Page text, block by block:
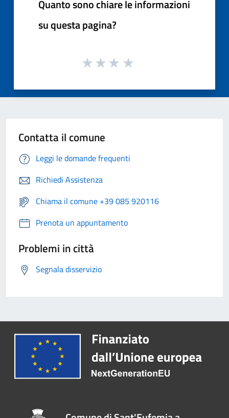
Quanto sono chiare le informazioni
su questa pagina?
Contatta il comune
Leggi le domande frequenti
Richiedi Assistenza
Chiama il comune +39 085 920116
Prenota un appuntamento
Problemi in città
Segnala disservizio